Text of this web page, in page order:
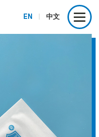
EN 中文